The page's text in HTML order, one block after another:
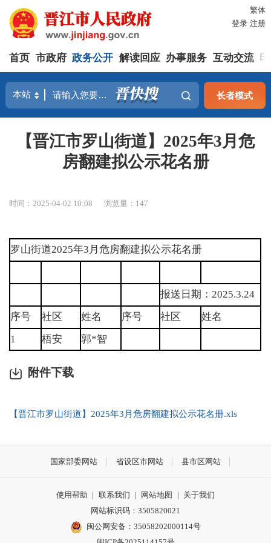
繁体
登录 注册
首页 市政府 政务公开 解读回应 办事服务 互动交流
长者模式
【晋江市罗山街道】2025年3月危
房翻建拟公示花名册
时间：2025-04-02 10:08 浏览量： 147
罗山街道2025年3月危房翻建拟公示花名册
报送日期：2025.3.24
序号
社区 姓名 序号 社区
姓名
1
梧安 郭*智
附件下载
【晋江市罗山街道】2025年3月危房翻建拟公示花名册.xls
国家部委网站 省设区市网站 县市区网站
使用帮助 | 联系我们 | 网站地图 | 关于我们
网站标识码：3505820021
闽公网安备：35058202000114号